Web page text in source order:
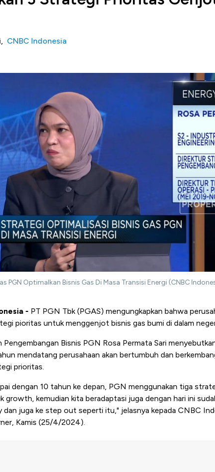
CNBC Indonesia
PGN Optimalkan Bisnis Gas Di Masa Transisi Energi (CNBC
- PT PGN Tbk (PGAS) mengungkapkan bahwa
pioritas untuk menggenjot bisnis gas bumi di dalam
Bisnis PGN Rosa Permata Sari
mendatang perusahaan akan bertumbuh dan
prioritas.
dengan 10 tahun ke depan, PGN menggunakan tiga
growth, kemudian kita beradaptasi juga dengan hari ini
dan juga ke step out seperti itu," jelasnya kepada CNBC
Kamis (25/4/2024).